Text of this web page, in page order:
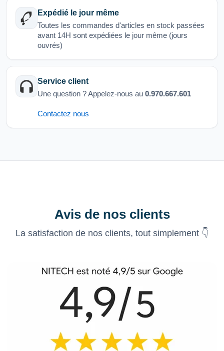
Expédié le jour même
Toutes les commandes d'articles en stock passées
avant 14H sont expédiées le jour même (jours
ouvrés)
Service client
Une question ? Appelez-nous au 0.970.667.601
Contactez nous
Avis de nos clients
La satisfaction de nos clients, tout simplement 👇